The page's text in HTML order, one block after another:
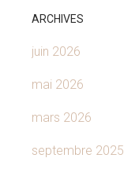
ARCHIVES
juin 2026
mai 2026
mars 2026
septembre 2025